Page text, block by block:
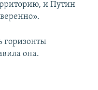
и Путин
горизонты
она.